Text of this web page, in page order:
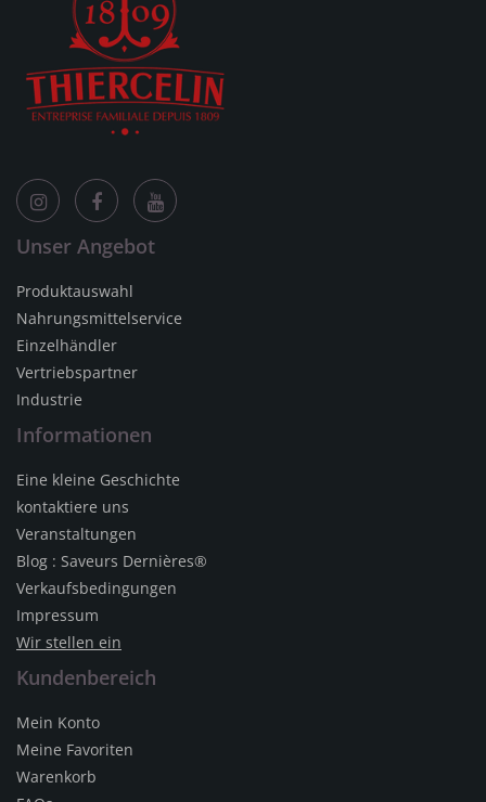
Unser Angebot
Produktauswahl
Nahrungsmittelservice
Einzelhändler
Vertriebspartner
Industrie
Informationen
Eine kleine Geschichte
kontaktiere uns
Veranstaltungen
Blog : Saveurs Dernières®
Verkaufsbedingungen
Impressum
Wir stellen ein
Kundenbereich
Mein Konto
Meine Favoriten
Warenkorb